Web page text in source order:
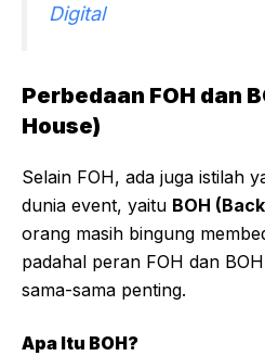
Digital
Perbedaan FOH dan
House)
Selain FOH, ada juga istilah
dunia event, yaitu BOH
orang masih bingung
padahal peran FOH dan
sama-sama penting.
Apa Itu BOH?